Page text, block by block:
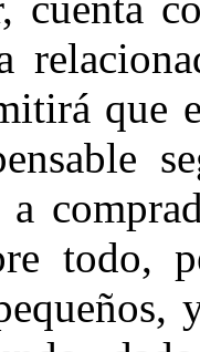
que
todo,